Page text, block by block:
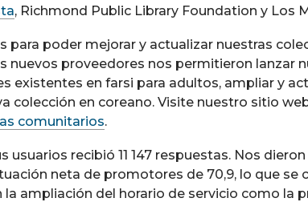
, Richmond Public Library Foundation y Los
poder mejorar y actualizar nuestras
nuevos proveedores nos permitieron lanzar
existentes en farsi para adultos, ampliar y
colección en coreano. Visite nuestro sitio
comunitarios.
recibió 11 147 respuestas. Nos
neta de promotores de 70,9, lo que se
ampliación del horario de servicio como la